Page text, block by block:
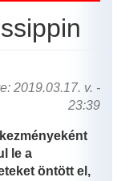
2019.03.17. v. -
23:39
le a
öntött el,